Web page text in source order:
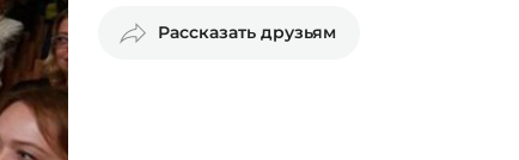
Рассказать друзьям